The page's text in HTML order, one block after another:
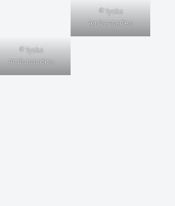
©Tyska
Ambassaden
©Tyska
Ambassaden